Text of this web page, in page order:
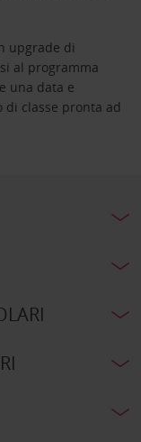
upgrade di
al programma
una data e
di classe pronta ad